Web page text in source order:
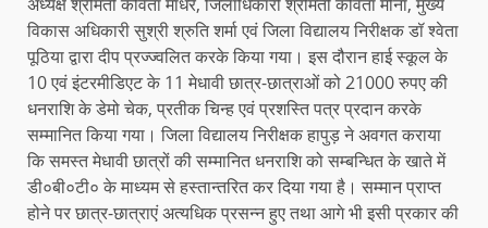
विकास अधिकारी सुश्री श्रुति शर्मा एवं जिला विद्यालय निरीक्षक डॉ श्वेता
पूठिया द्वारा दीप प्रज्ज्वलित करके किया गया। इस दौरान हाई स्कूल के
10 एवं इंटरमीडिएट के 11 मेधावी छात्र-छात्राओं को 21000 रुपए की
धनराशि के डेमो चेक, प्रतीक चिन्ह एवं प्रशस्ति पत्र प्रदान करके
सम्मानित किया गया। जिला विद्यालय निरीक्षक हापुड़ ने अवगत कराया
कि समस्त मेधावी छात्रों की सम्मानित धनराशि को सम्बन्धित के खाते में
डी०बी०टी० के माध्यम से हस्तान्तरित कर दिया गया है। सम्मान प्राप्त
होने पर छात्र-छात्राएं अत्यधिक प्रसन्न हुए तथा आगे भी इसी प्रकार की